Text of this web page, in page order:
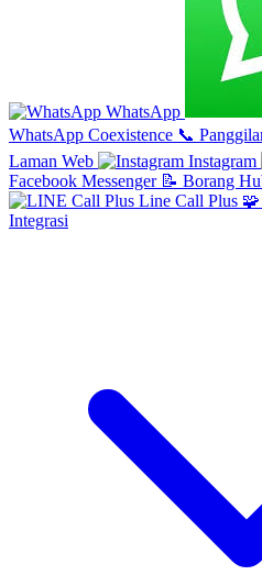
WhatsApp
WhatsApp Coexistence 📞
Laman Web
Instagram
Facebook Messenger 📝 Borang
Line Call Plus 🧩
Integrasi